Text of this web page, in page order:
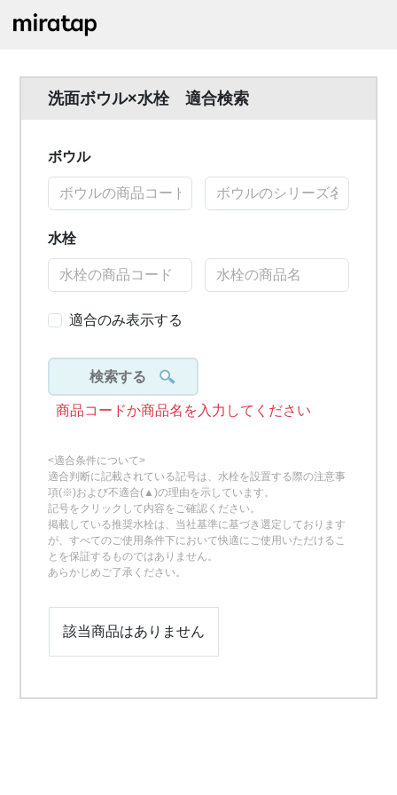
洗面ボウル×水栓 適合検索
ボウル
水栓
適合のみ表示する
検索する
商品コードか商品名を入力してください
<適合条件について>
適合判断に記載されている記号は、水栓を設置する際の注意事
項(※)および不適合(▲)の理由を示しています。
記号をクリックして内容をご確認ください。
掲載している推奨水栓は、当社基準に基づき選定しております
が、すべてのご使用条件下において快適にご使用いただけるこ
とを保証するものではありません。
あらかじめご了承ください。
該当商品はありません